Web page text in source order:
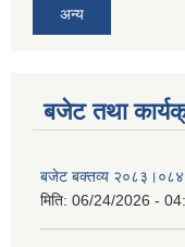
अन्य
बजेट तथा
बजेट बक्तव्य २०८३।०८४
मिति: 06/24/2026 -